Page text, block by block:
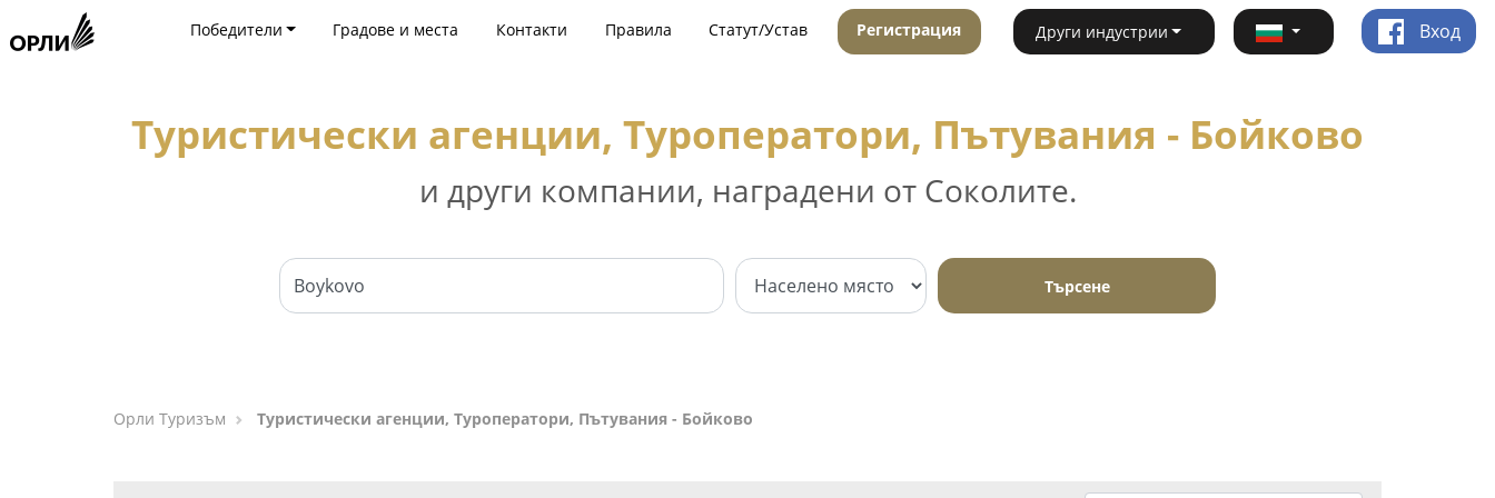
Победители Градове и места Контакти Правила Статут/Устав Регистрация Други индустрии Вход
Туристически агенции, Туроператори, Пътувания - Бойково
и други компании, наградени от Соколите.
Търсене
Орли Туризъм Туристически агенции, Туроператори, Пътувания - Бойково